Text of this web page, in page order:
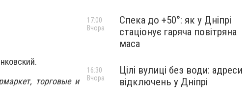
торговые и
Спека до +50°: як у Дніпрі
стаціонує гаряча повітряна
маса
17:00
Вчора
Цілі вулиці без води: адреси
відключень у Дніпрі
16:30
Вчора